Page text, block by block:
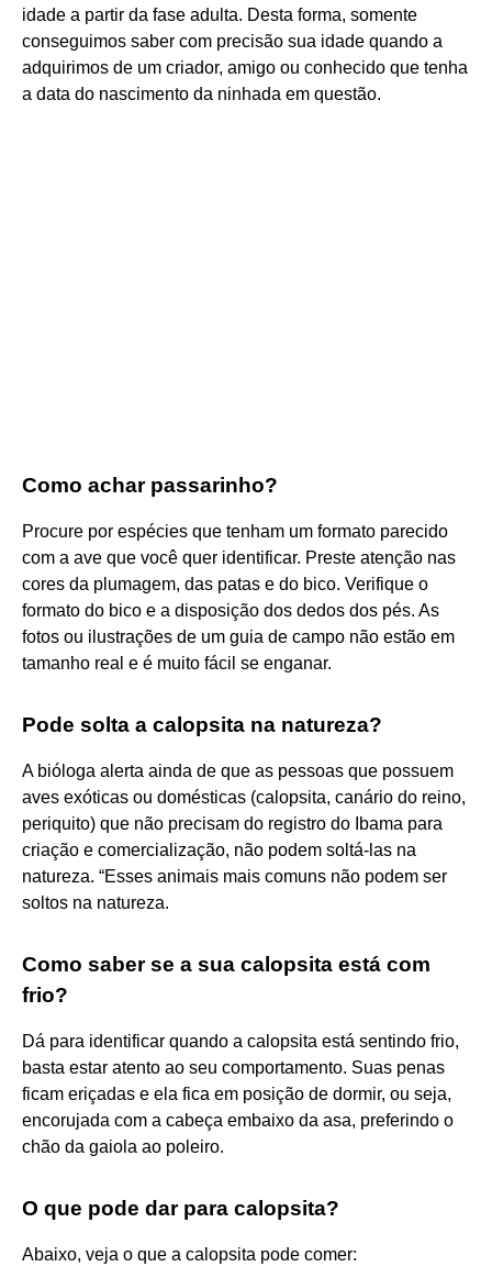
idade a partir da fase adulta. Desta forma, somente
conseguimos saber com precisão sua idade quando a
adquirimos de um criador, amigo ou conhecido que tenha
a data do nascimento da ninhada em questão.
Como achar passarinho?
Procure por espécies que tenham um formato parecido
com a ave que você quer identificar. Preste atenção nas
cores da plumagem, das patas e do bico. Verifique o
formato do bico e a disposição dos dedos dos pés. As
fotos ou ilustrações de um guia de campo não estão em
tamanho real e é muito fácil se enganar.
Pode solta a calopsita na natureza?
A bióloga alerta ainda de que as pessoas que possuem
aves exóticas ou domésticas (calopsita, canário do reino,
periquito) que não precisam do registro do Ibama para
criação e comercialização, não podem soltá-las na
natureza. “Esses animais mais comuns não podem ser
soltos na natureza.
Como saber se a sua calopsita está com
frio?
Dá para identificar quando a calopsita está sentindo frio,
basta estar atento ao seu comportamento. Suas penas
ficam eriçadas e ela fica em posição de dormir, ou seja,
encorujada com a cabeça embaixo da asa, preferindo o
chão da gaiola ao poleiro.
O que pode dar para calopsita?
Abaixo, veja o que a calopsita pode comer: